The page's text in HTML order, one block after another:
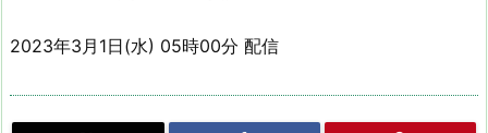
2023年3月1日(水) 05時00分 配信